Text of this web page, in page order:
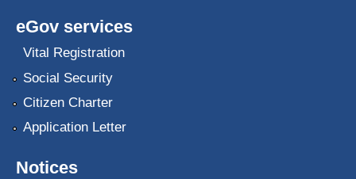
eGov services
Vital Registration
Social Security
Citizen Charter
Application Letter
Notices